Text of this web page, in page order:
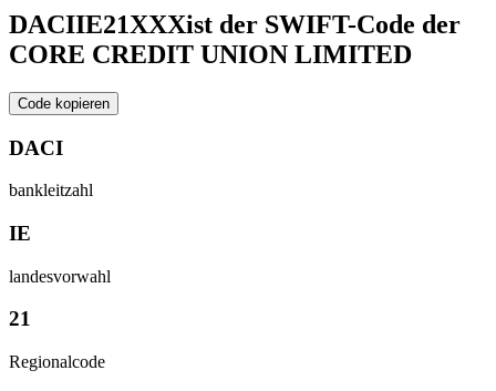
DACIIE21XXXist der SWIFT-Code der
CORE CREDIT UNION LIMITED
Code kopieren
DACI
bankleitzahl
IE
landesvorwahl
21
Regionalcode